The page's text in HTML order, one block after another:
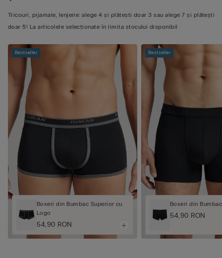
Tricouri, pijamale, lenjerie: alege 4 și plătești doar 3 sau alege 7 și plătești
doar 5! La articolele selecționate în limita stocului disponibil
Bestseller
Boxeri din Bumbac Superior cu
Logo
54,90 RON
Bestseller
Boxeri din
54,90 RON